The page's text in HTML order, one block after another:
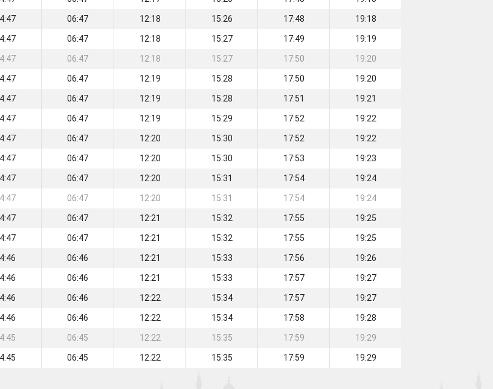
06:47 12:18 15:26 17:48 19:18
06:47 12:18 15:27 17:49 19:19
06:47 12:18 15:27 17:50 19:20
06:47 12:19 15:28 17:50 19:20
06:47 12:19 15:28 17:51 19:21
06:47 12:19 15:29 17:52 19:22
06:47 12:20 15:30 17:52 19:22
06:47 12:20 15:30 17:53 19:23
06:47 12:20 15:31 17:54 19:24
06:47 12:20 15:31 17:54 19:24
06:47 12:21 15:32 17:55 19:25
06:47 12:21 15:32 17:55 19:25
06:46 12:21 15:33 17:56 19:26
06:46 12:21 15:33 17:57 19:27
06:46 12:22 15:34 17:57 19:27
06:46 12:22 15:34 17:58 19:28
06:45 12:22 15:35 17:59 19:29
06:45 12:22 15:35 17:59 19:29